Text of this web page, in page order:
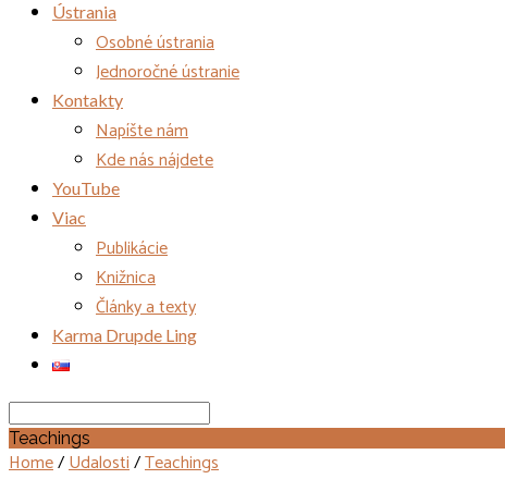
Ústrania
Osobné ústrania
Jednoročné ústranie
Kontakty
Napíšte nám
Kde nás nájdete
YouTube
Viac
Publikácie
Knižnica
Články a texty
Karma Drupde Ling
Search
Teachings
Home/Udalosti/Teachings